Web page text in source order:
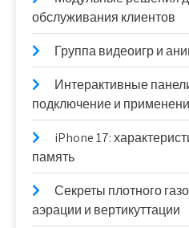
обслуживания клиентов
Группа видеоигр и
Интерактивные
подключение и
iPhone 17:
память
Секреты плотного
аэрации и вертикуттации